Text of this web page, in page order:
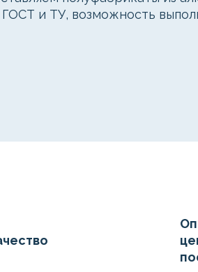
и ТУ, возможность